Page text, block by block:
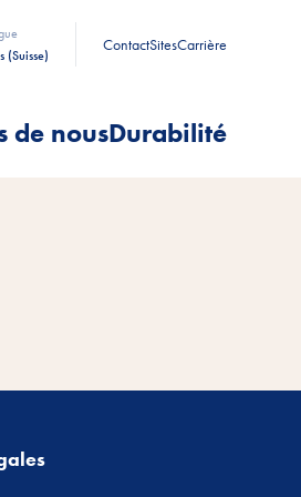
(Suisse)
ContactSitesCarrière
de nousDurabilité